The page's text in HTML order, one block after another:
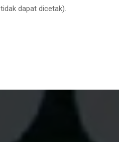
tidak dapat dicetak).